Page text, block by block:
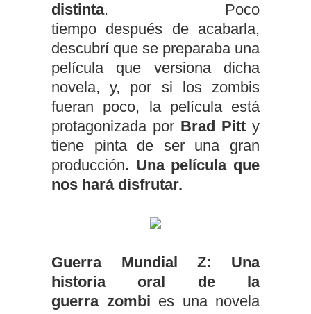
distinta. Poco
tiempo después de acabarla,
descubrí que se preparaba una
película que versiona dicha
novela, y, por si los zombis
fueran poco, la película está
protagonizada por Brad Pitt y
tiene pinta de ser una gran
producción. Una película que
nos hará disfrutar.
Guerra Mundial Z: Una
historia oral de la
guerra zombi es una novela